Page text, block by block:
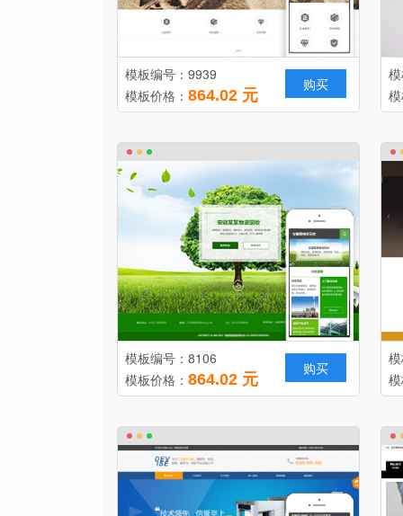
模板编号：9939
模板价格： 864.02 元
购买
模板编号：8106
模板价格： 864.02 元
购买